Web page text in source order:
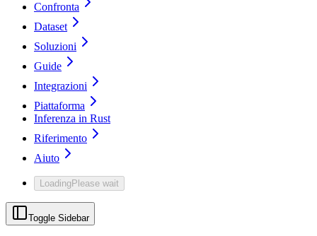
Confronta
Dataset
Soluzioni
Guide
Integrazioni
Piattaforma
Inferenza in Rust
Riferimento
Aiuto
LoadingPlease wait
Toggle Sidebar